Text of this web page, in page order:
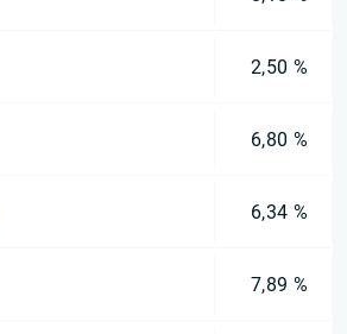
2,50 %
6,80 %
6,34 %
7,89 %